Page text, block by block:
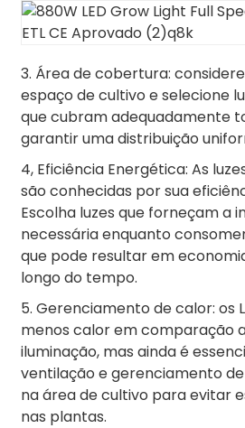
3. Área de cobertura:
espaço de cultivo e selecione
que cubram adequadamente
garantir uma distribuição
4, Eficiência Energética: As
são conhecidas por sua
Escolha luzes que forneçam a
necessária enquanto
que pode resultar em
longo do tempo.
5. Gerenciamento de calor: os
menos calor em comparação
iluminação, mas ainda é
ventilação e gerenciamento
na área de cultivo para evitar
nas plantas.